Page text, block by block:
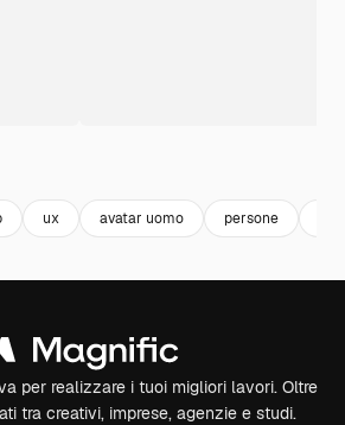
ux avatar uomo persone
per realizzare i tuoi migliori lavori. Oltre
tra creativi, imprese, agenzie e studi.